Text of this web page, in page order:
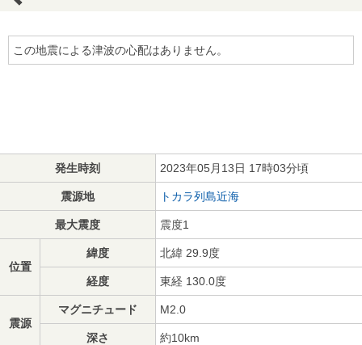
この地震による津波の心配はありません。
発生時刻 2023年05月13日 17時03分頃
震源地 トカラ列島近海
最大震度 震度1
位置
緯度 北緯 29.9度
経度 東経 130.0度
震源
マグニチュード M2.0
深さ 約10km